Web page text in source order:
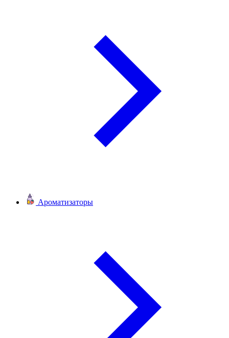
Ароматизаторы